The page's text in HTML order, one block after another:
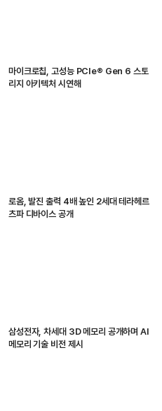
마이크로칩, 고성능 PCIe® Gen 6 스토
리지 아키텍처 시연해
로옴, 발진 출력 4배 높인 2세대 테라헤르
츠파 디바이스 공개
삼성전자, 차세대 3D 메모리 공개하며 AI
메모리 기술 비전 제시